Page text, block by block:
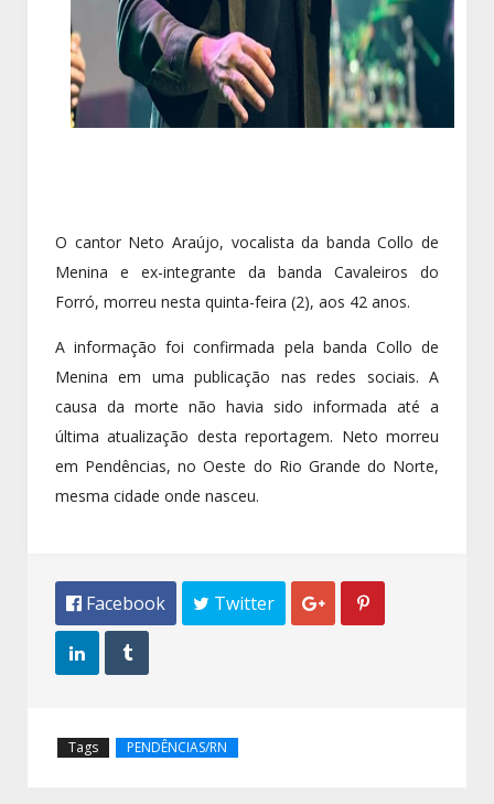
O cantor Neto Araújo, vocalista da banda Collo de
Menina e ex-integrante da banda Cavaleiros do
Forró, morreu nesta quinta-feira (2), aos 42 anos.
A informação foi confirmada pela banda Collo de
Menina em uma publicação nas redes sociais. A
causa da morte não havia sido informada até a
última atualização desta reportagem. Neto morreu
em Pendências, no Oeste do Rio Grande do Norte,
mesma cidade onde nasceu.
 Facebook  Twitter  
 
Tags PENDÊNCIAS/RN